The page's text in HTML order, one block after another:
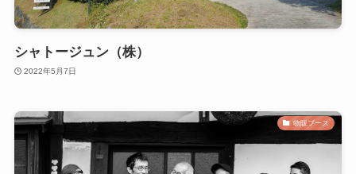
シャトージュン（株）
2022年5月7日
物販ブース